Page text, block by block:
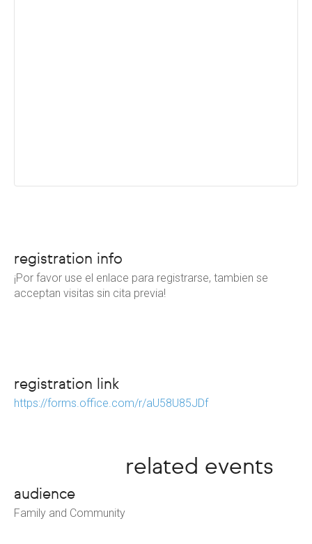
registration info
¡Por favor use el enlace para registrarse, tambien se
acceptan visitas sin cita previa!
registration link
https://forms.office.com/r/aU58U85JDf
audience
Family and Community
related events